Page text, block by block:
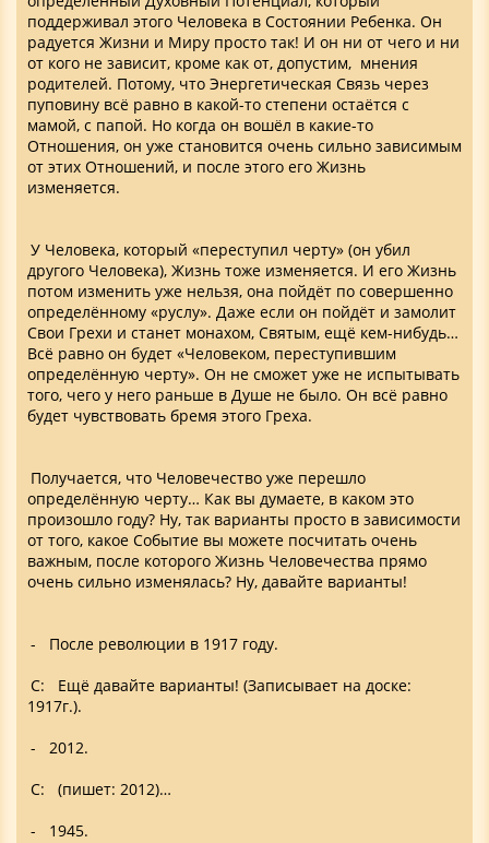
поддерживал этого Человека в Состоянии Ребенка. Он
радуется Жизни и Миру просто так! И он ни от чего и ни
от кого не зависит, кроме как от, допустим, мнения
родителей. Потому, что Энергетическая Связь через
пуповину всё равно в какой-то степени остаётся с
мамой, с папой. Но когда он вошёл в какие-то
Отношения, он уже становится очень сильно зависимым
от этих Отношений, и после этого его Жизнь
изменяется.
У Человека, который «переступил черту» (он убил
другого Человека), Жизнь тоже изменяется. И его Жизнь
потом изменить уже нельзя, она пойдёт по совершенно
определённому «руслу». Даже если он пойдёт и замолит
Свои Грехи и станет монахом, Святым, ещё кем-нибудь…
Всё равно он будет «Человеком, переступившим
определённую черту». Он не сможет уже не испытывать
того, чего у него раньше в Душе не было. Он всё равно
будет чувствовать бремя этого Греха.
Получается, что Человечество уже перешло
определённую черту… Как вы думаете, в каком это
произошло году? Ну, так варианты просто в зависимости
от того, какое Событие вы можете посчитать очень
важным, после которого Жизнь Человечества прямо
очень сильно изменялась? Ну, давайте варианты!
- После революции в 1917 году.
С: Ещё давайте варианты! (Записывает на доске:
1917г.).
- 2012.
С: (пишет: 2012)…
- 1945.